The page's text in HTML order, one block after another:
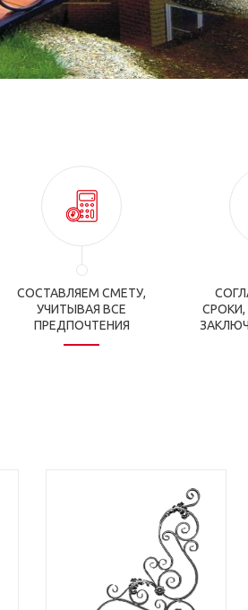
СОСТАВЛЯЕМ СМЕТУ,
УЧИТЫВАЯ ВСЕ
ПРЕДПОЧТЕНИЯ